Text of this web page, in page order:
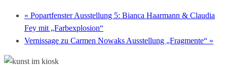
« Popartfenster Ausstellung 5: Bianca Haarmann & Claudia
Fey mit „Farbexplosion“
Vernissage zu Carmen Nowaks Ausstellung „Fragmente“ »